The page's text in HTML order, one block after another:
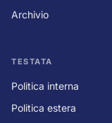
Archivio
TESTATA
Politica interna
Politica estera